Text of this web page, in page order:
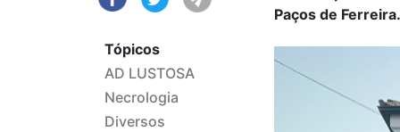
Tópicos
AD LUSTOSA
Necrologia
Diversos
Paços de Ferreira.